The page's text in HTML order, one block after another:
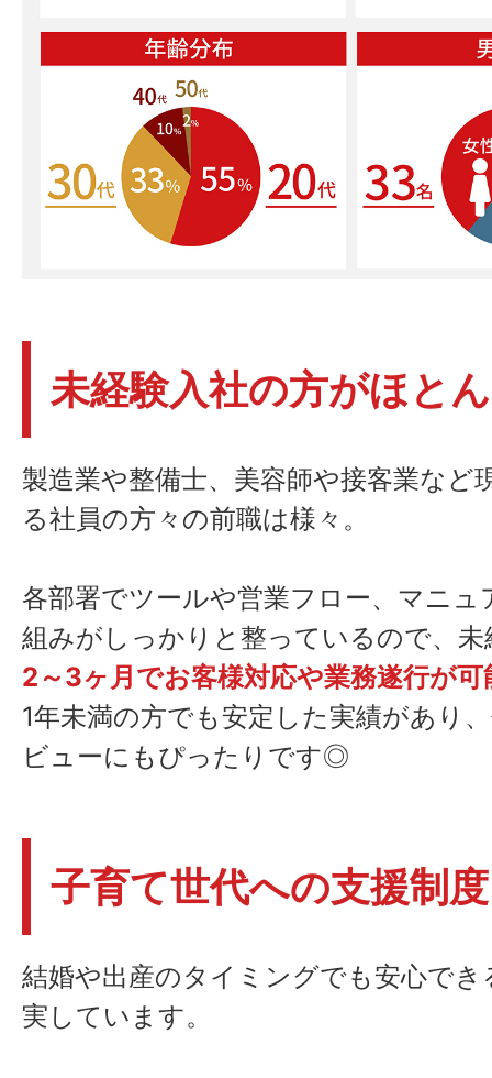
未経験入社の方がほと
製造業や整備士、美容師や接客業など
る社員の方々の前職は様々。
各部署でツールや営業フロー、マニュ
組みがしっかりと整っているので、
2～3ヶ月でお客様対応や業務遂行が可
1年未満の方でも安定した実績があり
ビューにもぴったりです◎
子育て世代への支援制度
結婚や出産のタイミングでも安心でき
実しています。